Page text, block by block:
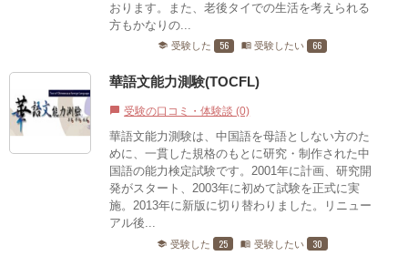
おります。また、老後タイでの生活を考えられる
方もかなりの...
school 受験した 56 menu_book 受験したい 66
華語文能力測験(TOCFL)
chat_bubble 受験の口コミ・体験談 (0)
華語文能力測験は、中国語を母語としない方のた
めに、一貫した規格のもとに研究・制作された中
国語の能力検定試験です。2001年に計画、研究開
発がスタート、2003年に初めて試験を正式に実
施。2013年に新版に切り替わりました。リニュー
アル後...
school 受験した 25 menu_book 受験したい 30